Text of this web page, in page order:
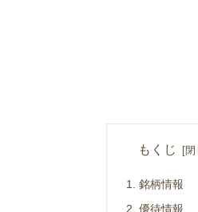
もくじ
銘柄情報
優待情報